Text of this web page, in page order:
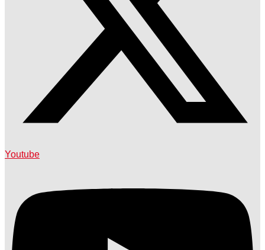
Youtube